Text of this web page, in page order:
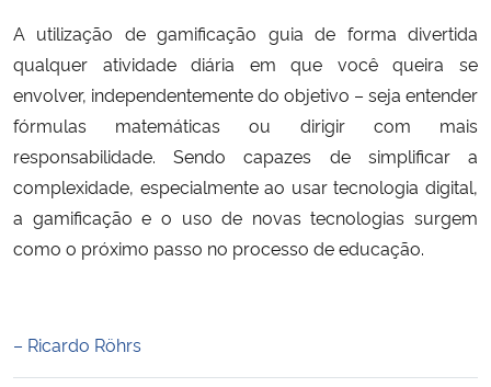
A utilização de gamificação guia de forma divertida
qualquer atividade diária em que você queira se
envolver, independentemente do objetivo – seja entender
fórmulas matemáticas ou dirigir com mais
responsabilidade. Sendo capazes de simplificar a
complexidade, especialmente ao usar tecnologia digital,
a gamificação e o uso de novas tecnologias surgem
como o próximo passo no processo de educação.
– Ricardo Röhrs